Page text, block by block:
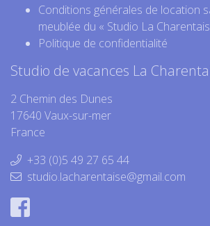
Conditions générales de location
meublée du « Studio La
Politique de confidentialité
Studio de vacances La
2 Chemin des Dunes
17640 Vaux-sur-mer
France
+33 (0)5 49 27 65 44
studio.lacharentaise@gmail.com